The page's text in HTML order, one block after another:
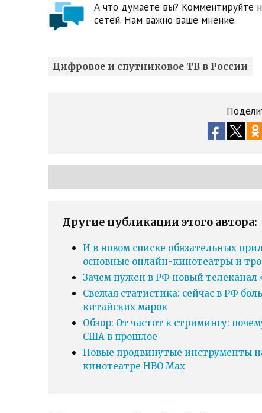
А что думаете вы? Комментируйте
сетей. Нам важно ваше мнение.
Цифровое и спутниковое ТВ в России
Другие публикации этого автора:
И в новом списке обязательных
основные онлайн-кинотеатры и
Зачем нужен в РФ новый телеканал
Свежая статистика: сейчас в РФ
китайских марок
Обзор: От частот к стримингу:
США в прошлое
Новые продвинутые инструменты
кинотеатре HBO Max